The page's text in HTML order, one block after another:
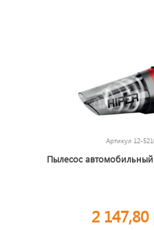
Артикул 12-
Пылесос автомобильный
2 147,80